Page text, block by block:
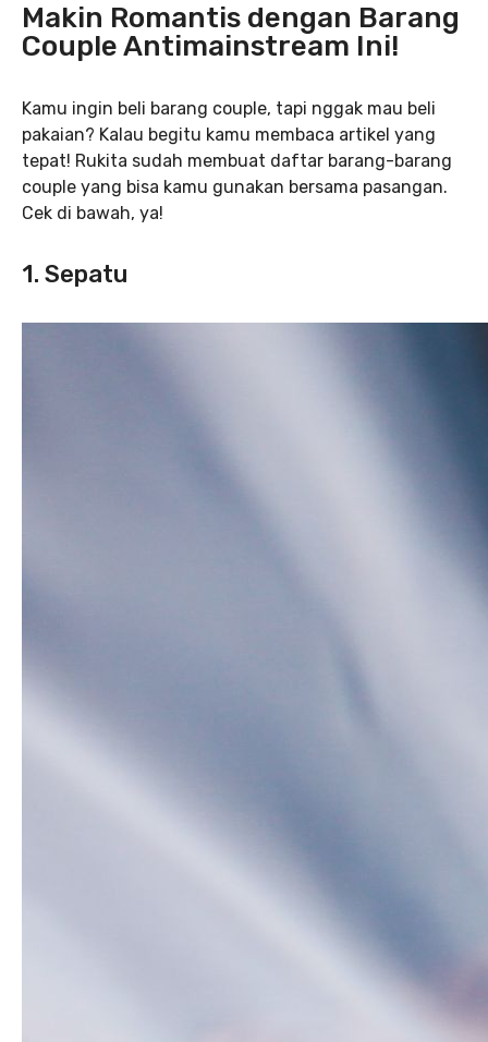
Makin Romantis dengan Barang
Couple Antimainstream Ini!
Kamu ingin beli barang couple, tapi nggak mau beli
pakaian? Kalau begitu kamu membaca artikel yang
tepat! Rukita sudah membuat daftar barang-barang
couple yang bisa kamu gunakan bersama pasangan.
Cek di bawah, ya!
1. Sepatu